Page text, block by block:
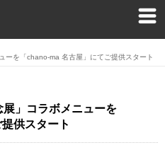
ーを「chano-ma 名古屋」にてご提供スタート
展」コラボメニューを
供スタート